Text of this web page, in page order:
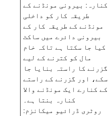
کنارہ: بیرونی مونڈنے کے
طریقہ کار کو داخلی
مونڈنے کے طریقہ کار کے
بیرونی دائرے میں ساکٹ
کیا جا سکتا ہے تاکہ خام
مال کو کترنے کے لیے
گزرنے کا راستہ بنایا جا
سکے، اور گزرنے کے راستے
کے کنارے ایک مونڈنے والا
کنارہ بنتا ہے۔
روٹری ڈرائیو میکانزم: